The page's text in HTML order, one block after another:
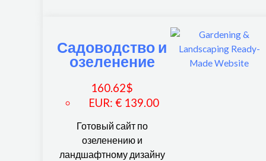
Садоводство и
озеленение
160.62$
EUR:€ 139.00
Готовый сайт по
озеленению и
ландшафтному дизайну